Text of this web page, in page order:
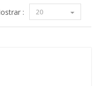
: 20